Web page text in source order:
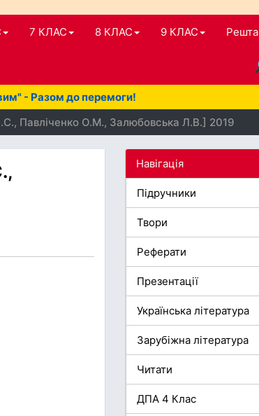
7 КЛАС 8 КЛАС 9 КЛАС Решта
- Разом до перемоги!
Павліченко О.М., Залюбовська Л.В.] 2019
Навігація
Підручники
Твори
Реферати
Презентації
Українська література
Зарубіжна література
Читати
ДПА 4 Клас